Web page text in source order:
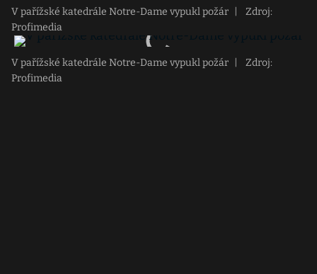
V pařížské katedrále Notre-Dame vypukl požár
Zdroj:
Profimedia
V pařížské katedrále Notre-Dame vypukl požár
Zdroj:
Profimedia